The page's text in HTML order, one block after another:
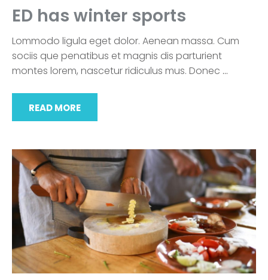
ED has winter sports
Lommodo ligula eget dolor. Aenean massa. Cum
sociis que penatibus et magnis dis parturient
montes lorem, nascetur ridiculus mus. Donec …
READ MORE